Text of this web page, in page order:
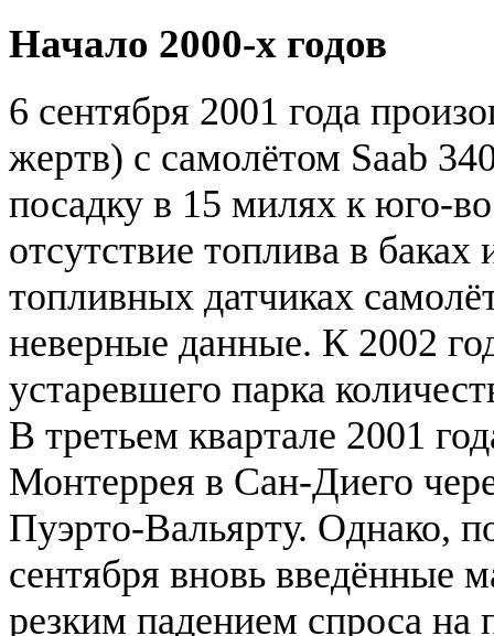
Начало 2000-х годов
6 сентября 2001 года
жертв) с самолётом Saab
посадку в 15 милях к юго-
отсутствие топлива в баках
топливных датчиках
неверные данные. К 2002
устаревшего парка
В третьем квартале 2001
Монтеррея в Сан-Диего
Пуэрто-Вальярту. Однако,
сентября вновь введённые
резким падением спроса на